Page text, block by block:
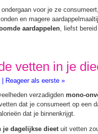
ondergaan voor je ze
en magere
aardappelen, liefst
vetten in je
Reageer als eerste »
verzadigden mono-
dat je consumeert op een
dat je binnenkrijgt.
je dagelijkse dieet uit vetten